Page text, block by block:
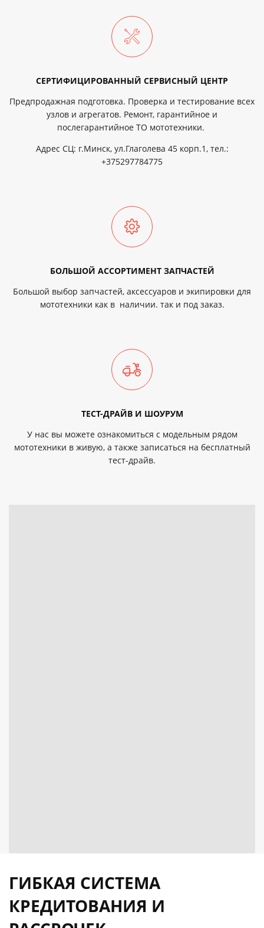
СЕРТИФИЦИРОВАННЫЙ СЕРВИСНЫЙ ЦЕНТР
Предпродажная подготовка. Проверка и тестирование всех
узлов и агрегатов. Ремонт, гарантийное и
послегарантийное ТО мототехники.
Адрес СЦ: г.Минск, ул.Глаголева 45 корп.1, тел.:
+375297784775
БОЛЬШОЙ АССОРТИМЕНТ ЗАПЧАСТЕЙ
Большой выбор запчастей, аксессуаров и экипировки для
мототехники как в наличии. так и под заказ.
ТЕСТ-ДРАЙВ И ШОУРУМ
У нас вы можете ознакомиться с модельным рядом
мототехники в живую, а также записаться на бесплатный
тест-драйв.
ГИБКАЯ СИСТЕМА
КРЕДИТОВАНИЯ И